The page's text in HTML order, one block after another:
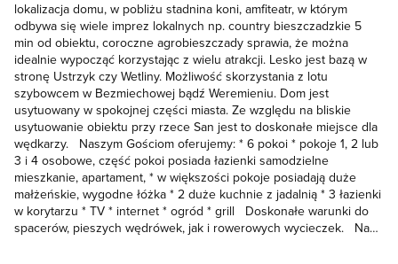
lokalizacja domu, w pobliżu stadnina koni, amfiteatr, w którym
odbywa się wiele imprez lokalnych np. country bieszczadzkie 5
min od obiektu, coroczne agrobieszczady sprawia, że można
idealnie wypocząć korzystając z wielu atrakcji. Lesko jest bazą w
stronę Ustrzyk czy Wetliny. Możliwość skorzystania z lotu
szybowcem w Bezmiechowej bądź Weremieniu. Dom jest
usytuowany w spokojnej części miasta. Ze względu na bliskie
usytuowanie obiektu przy rzece San jest to doskonałe miejsce dla
wędkarzy. Naszym Gościom oferujemy: * 6 pokoi * pokoje 1, 2 lub
3 i 4 osobowe, część pokoi posiada łazienki samodzielne
mieszkanie, apartament, * w większości pokoje posiadają duże
małżeńskie, wygodne łóżka * 2 duże kuchnie z jadalnią * 3 łazienki
w korytarzu * TV * internet * ogród * grill Doskonałe warunki do
spacerów, pieszych wędrówek, jak i rowerowych wycieczek. Na